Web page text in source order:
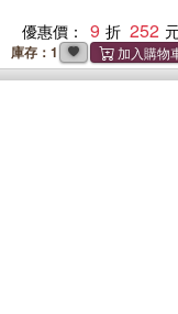
優惠價： 9 252
庫存：1